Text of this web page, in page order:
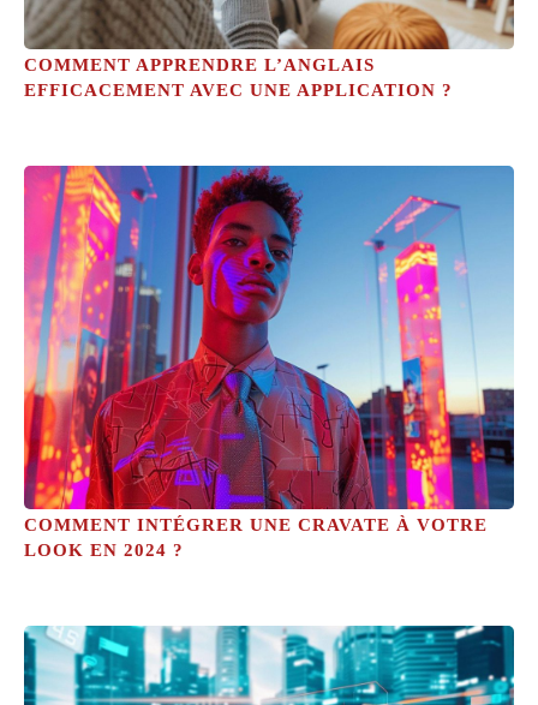
COMMENT APPRENDRE L’ANGLAIS
EFFICACEMENT AVEC UNE APPLICATION ?
COMMENT INTÉGRER UNE CRAVATE À VOTRE
LOOK EN 2024 ?